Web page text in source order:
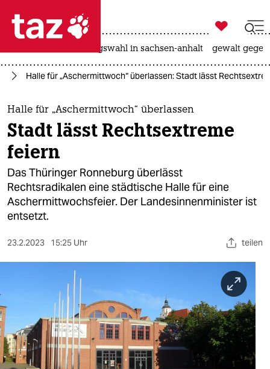
 taz zahl ich
taz zahl ich
themen
politik
öko
gesellschaft
kultur
sport
wahrheit
verlag

taz zahl ich
landtagswahl in sachsen-anhalt gewalt
Halle für „Aschermittwoch“ überlassen: Stadt lässt
Halle für „Aschermittwoch“ überlassen
Stadt lässt Rechtsextreme
feiern
Das Thüringer Ronneburg überlässt
Rechtsradikalen eine städtische Halle für eine
Aschermittwochsfeier. Der Landesinnenminister ist
entsetzt.
23.2.2023 15:25 Uhr teilen